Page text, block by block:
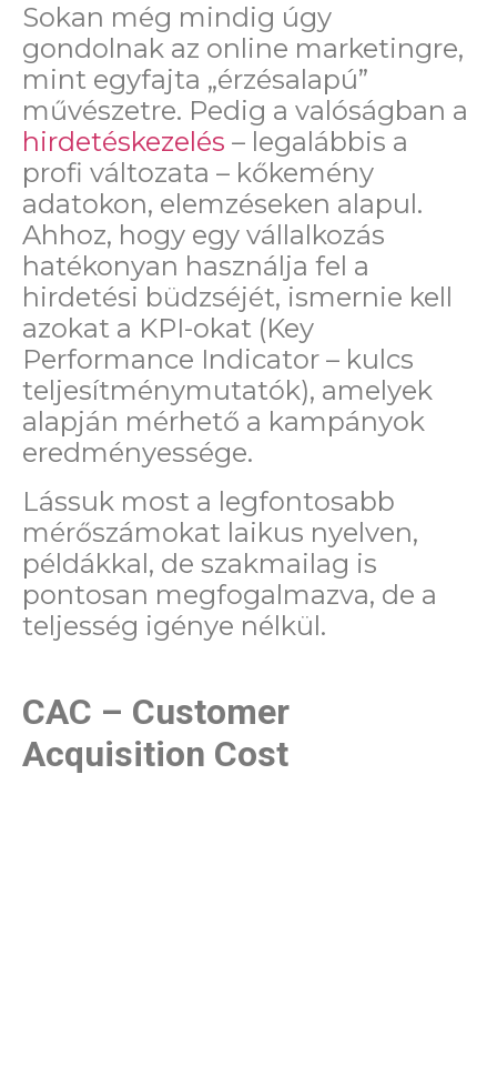
Sokan még mindig úgy
gondolnak az online marketingre,
mint egyfajta „érzésalapú”
művészetre. Pedig a valóságban a
hirdetéskezelés – legalábbis a
profi változata – kőkemény
adatokon, elemzéseken alapul.
Ahhoz, hogy egy vállalkozás
hatékonyan használja fel a
hirdetési büdzséjét, ismernie kell
azokat a KPI-okat (Key
Performance Indicator – kulcs
teljesítménymutatók), amelyek
alapján mérhető a kampányok
eredményessége.
Lássuk most a legfontosabb
mérőszámokat laikus nyelven,
példákkal, de szakmailag is
pontosan megfogalmazva, de a
teljesség igénye nélkül.
CAC – Customer
Acquisition Cost